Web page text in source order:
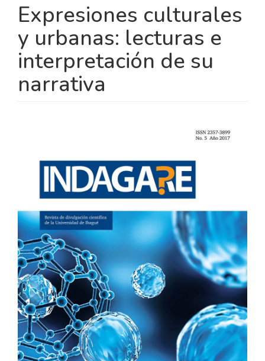
Expresiones culturales
y urbanas: lecturas e
interpretación de su
narrativa
ARTÍCULO